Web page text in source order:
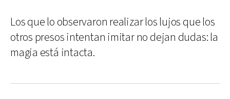
Los que lo observaron realizar los lujos que los
otros presos intentan imitar no dejan dudas: la
magia está intacta.